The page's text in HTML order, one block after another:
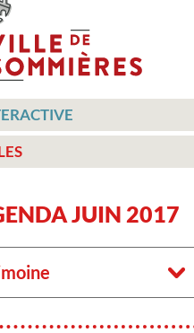
JUIN 2017